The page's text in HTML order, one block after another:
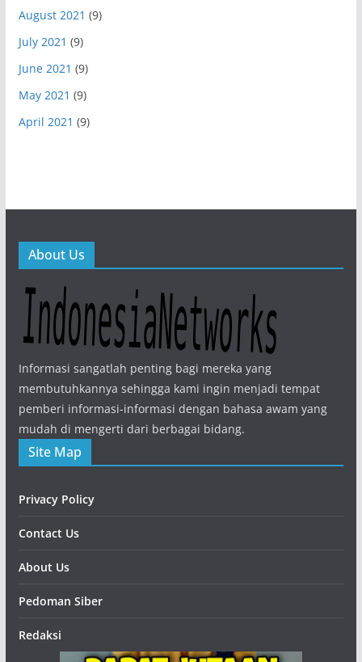
August 2021 (9)
July 2021 (9)
June 2021 (9)
May 2021 (9)
April 2021 (9)
About Us
Informasi sangatlah penting bagi mereka yang
membutuhkannya sehingga kami ingin menjadi tempat
pemberi informasi-informasi dengan bahasa awam yang
mudah di mengerti dari berbagai bidang.
Site Map
Privacy Policy
Contact Us
About Us
Pedoman Siber
Redaksi